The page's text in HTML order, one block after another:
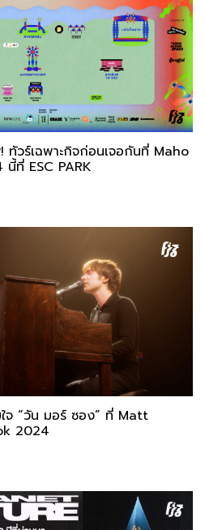
ทัวร์เฉพาะกิจก่อนเจอกันที่ Maho
ที่ ESC PARK
ใจ “วัน มอร์​ ซอง” ที่ Matt
2024